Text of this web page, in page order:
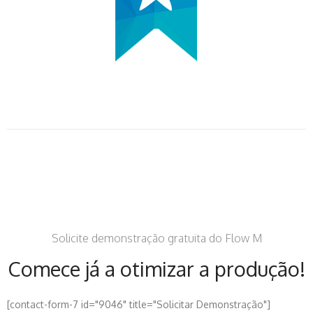
Solicite demonstração gratuita do Flow M
Comece já a otimizar a produção!
[contact-form-7 id="9046" title="Solicitar Demonstração"]